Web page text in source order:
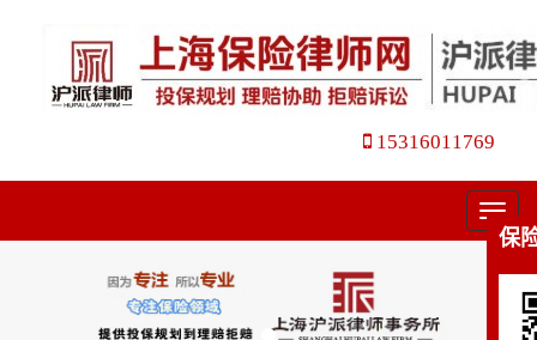
15316011769
菜
单
保